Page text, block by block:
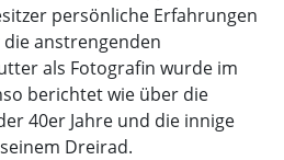
persönliche Erfahrungen
anstrengenden
als Fotografin wurde im
berichtet wie über die
40er Jahre und die innige
Dreirad.